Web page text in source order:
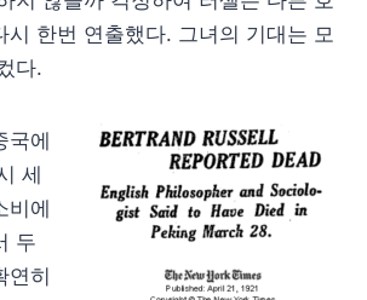
시 한번 연출했다. 그녀의 기대는 모
다.
국에
세
비에
두
연히